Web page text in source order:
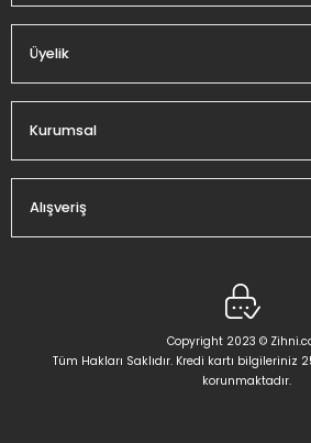
Üyelik
Kurumsal
Alışveriş
Copyright 2023 ©
Tüm Hakları Saklıdır. Kredi kartı bilgileriniz
korunmaktadır.